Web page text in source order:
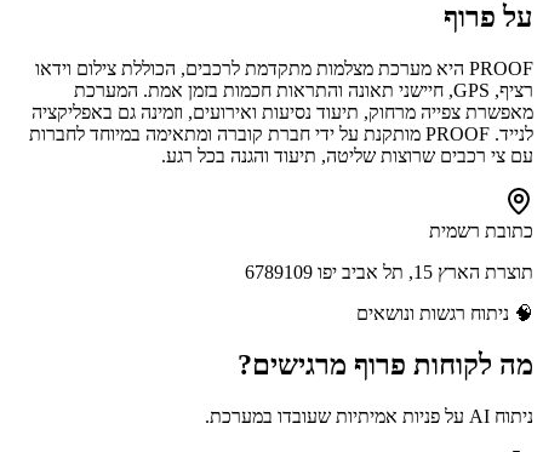
על פרוף
PROOF היא מערכת מצלמות מתקדמת לרכבים, הכוללת צילום וידאו
רציף, GPS, חיישני תאונה והתראות חכמות בזמן אמת. המערכת
מאפשרת צפייה מרחוק, תיעוד נסיעות ואירועים, וזמינה גם באפליקציה
לנייד. PROOF מותקנת על ידי חברת קוברה ומתאימה במיוחד לחברות
עם צי רכבים שרוצות שליטה, תיעוד והגנה בכל רגע.
כתובת רשמית
תוצרת הארץ 15, תל אביב יפו 6789109
🧠 ניתוח רגשות ונושאים
מה לקוחות פרוף מרגישים?
ניתוח AI על פניות אמיתיות שעובדו במערכת.